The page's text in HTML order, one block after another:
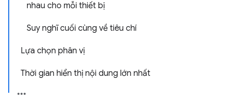
nhau cho mỗi thiết bị
Suy nghĩ cuối cùng về tiêu chí
Lựa chọn phân vị
Thời gian hiển thị nội dung lớn nhất